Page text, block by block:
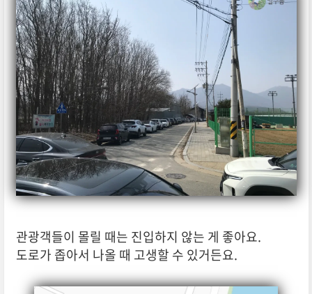
관광객들이 몰릴 때는 진입하지 않는 게 좋아요.
도로가 좁아서 나올 때 고생할 수 있거든요.